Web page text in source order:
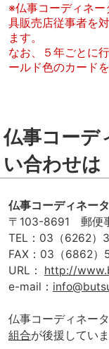
※仏事コーディネ
具販売店従事者を
ます。
なお、５年ごとに
ールド色のカード
仏事コーデ
い合わせは
仏事コーディネー
〒103-8691 郵便
TEL：03（6262）
FAX：03（6862）
URL： http://
e-mail：
仏事コーディネー
組合が後援していま